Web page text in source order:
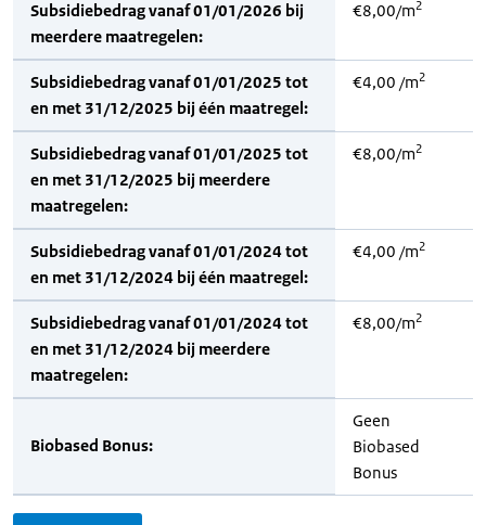
Subsidiebedrag vanaf 01/01/2026 bij
meerdere maatregelen:
€8,00/m2
Subsidiebedrag vanaf 01/01/2025 tot
en met 31/12/2025 bij één maatregel:
€4,00 /m2
Subsidiebedrag vanaf 01/01/2025 tot
en met 31/12/2025 bij meerdere
maatregelen:
€8,00/m2
Subsidiebedrag vanaf 01/01/2024 tot
en met 31/12/2024 bij één maatregel:
€4,00 /m2
Subsidiebedrag vanaf 01/01/2024 tot
en met 31/12/2024 bij meerdere
maatregelen:
€8,00/m2
Biobased Bonus:
Geen
Biobased
Bonus